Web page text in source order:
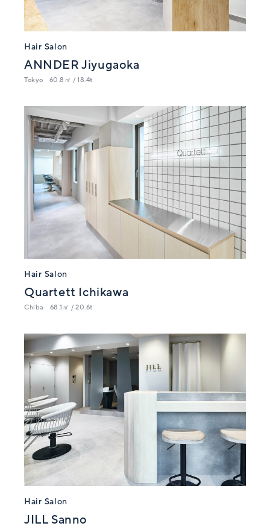
Hair Salon
ANNDER Jiyugaoka
Tokyo 60.8㎡ / 18.4t
Hair Salon
Quartett Ichikawa
Chiba 68.1㎡ / 20.6t
Hair Salon
JILL Sanno